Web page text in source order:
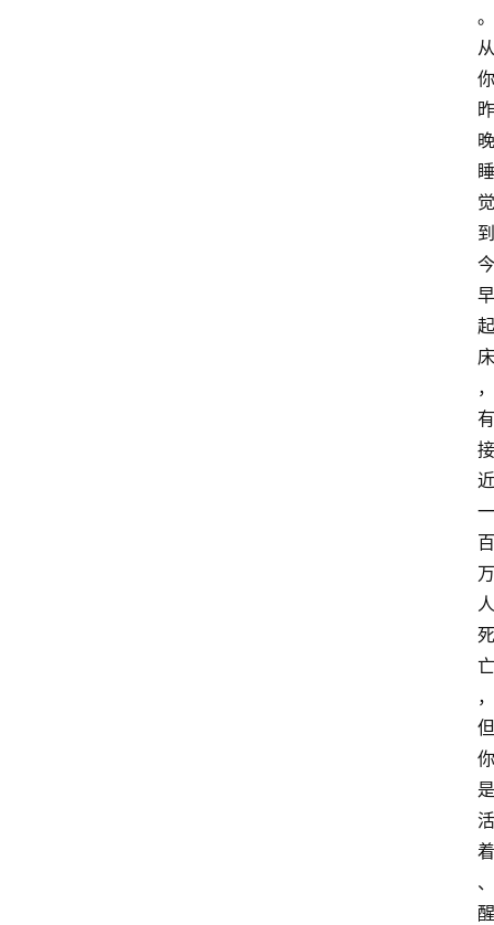
。
从
你
昨
晚
睡
觉
到
今
早
起
床
，
有
接
近
一
百
万
人
死
亡
，
但
你
是
活
着
、
醒